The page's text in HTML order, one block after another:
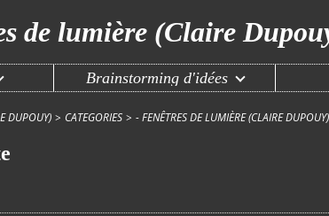
de lumière (Claire
Brainstorming d'idées
DUPOUY) > CATEGORIES > - FENÊTRES DE LUMIÈRE (CLAIRE DUPOUY)